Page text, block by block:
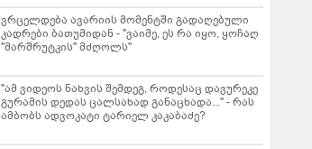
ვრცელდება ავარიის მომენტში გადაღებული
კადრები ბათუმიდან - "ვაიმე, ეს რა იყო, ყოჩაღ
"მარშრუტკის" მძღოლს"
"ამ ვიდეოს ნახვის შემდეგ, როდესაც დავურეკე
გურამის დედას ცალსახად განაცხადა..." - რას
ამბობს ადვოკატი ტარიელ კაკაბაძე?